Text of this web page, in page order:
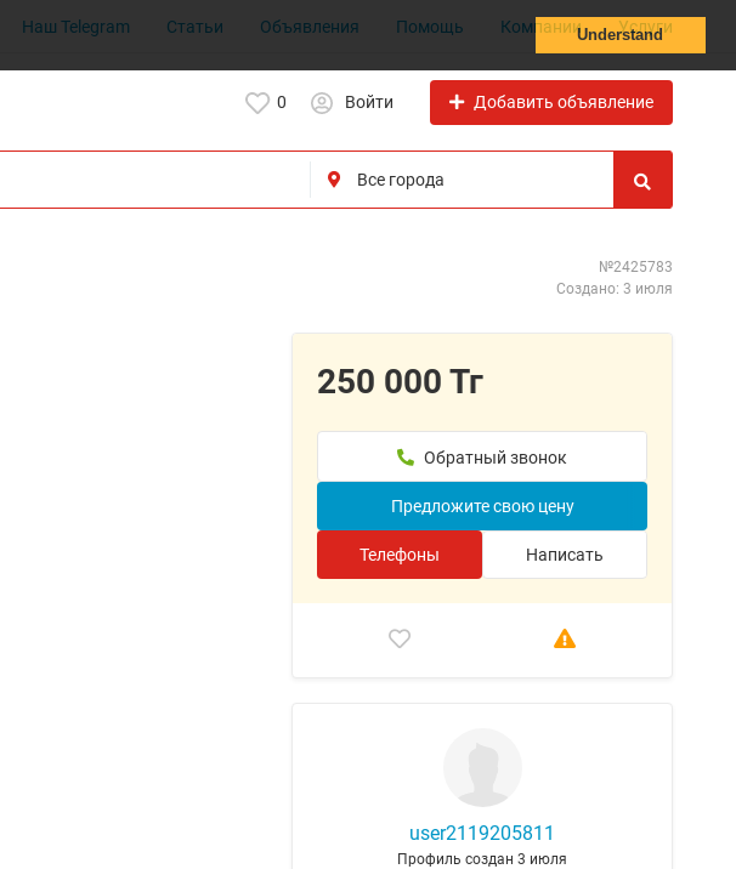
Understand
Наш Telegram Статьи Объявления Помощь Компании Услуги
0 Войти Добавить объявление
№2425783
Создано: 3 июля
250 000 Тг
Обратный звонок
Предложите свою цену
Телефоны Написать
user2119205811
Профиль создан 3 июля